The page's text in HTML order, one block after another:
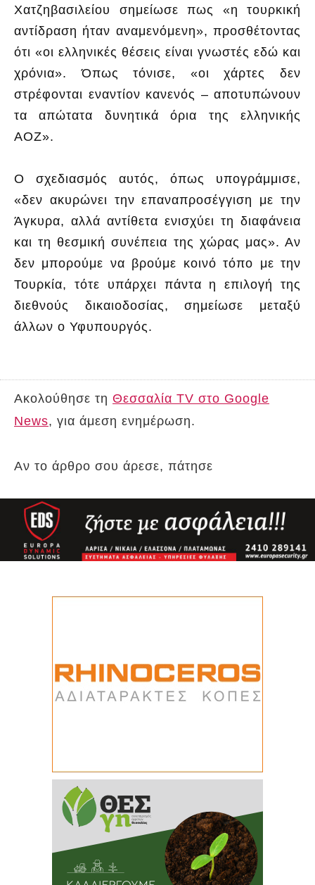
Χατζηβασιλείου σημείωσε πως «η τουρκική
αντίδραση ήταν αναμενόμενη», προσθέτοντας
ότι «οι ελληνικές θέσεις είναι γνωστές εδώ και
χρόνια». Όπως τόνισε, «οι χάρτες δεν
στρέφονται εναντίον κανενός – αποτυπώνουν
τα απώτατα δυνητικά όρια της ελληνικής
ΑΟΖ».
Ο σχεδιασμός αυτός, όπως υπογράμμισε,
«δεν ακυρώνει την επαναπροσέγγιση με την
Άγκυρα, αλλά αντίθετα ενισχύει τη διαφάνεια
και τη θεσμική συνέπεια της χώρας μας». Αν
δεν μπορούμε να βρούμε κοινό τόπο με την
Τουρκία, τότε υπάρχει πάντα η επιλογή της
διεθνούς δικαιοδοσίας, σημείωσε μεταξύ
άλλων ο Υφυπουργός.
Ακολούθησε τη Θεσσαλία TV στο Google
News, για άμεση ενημέρωση.
Αν το άρθρο σου άρεσε, πάτησε